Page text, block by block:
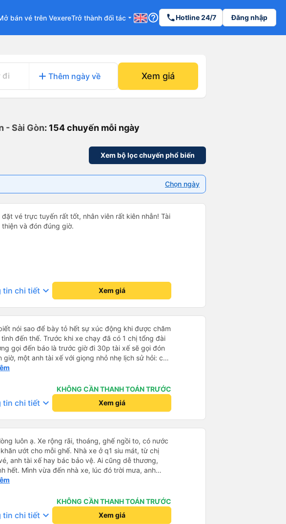
bán vé trên VexereTrở thành đối tác arrow_drop_down help_outline phoneHotline 24/7 Đăng nhập
đi add Thêm ngày về Xem giá
- Sài Gòn: 154 chuyến mỗi ngày
Xem bộ lọc chuyến phổ biến
Chọn ngày
đặt vé trực tuyến rất tốt, nhân viên rất kiên nhẫn! Tài
thiện và đón đúng giờ.
tin chi tiết keyboard_arrow_down Xem giá
nói sao để bày tỏ hết sự xúc động khi được chăm
tình đến thế. Trước khi xe chạy đã có 1 chị tổng đài
gọi đến báo là trước giờ đi 30p tài xế sẽ gọi đón
giờ, một anh tài xế với giọng nhỏ nhẹ lịch sử hỏi: chị
e đến đón. Tuy đường hơi đông nhưng anh tài xế
xe nhưng xe lại đi rất êm, không dằn sốc gì hết.
ý lần nào gọi khách anh tài xế cũng với cái giọng
đó đón khách, không như các xe khác mình từng đi.
KHÔNG CẦN THANH TOÁN TRƯỚC
tin chi tiết keyboard_arrow_down Xem giá
luôn ạ. Xe rộng rãi, thoáng, ghế ngồi to, có nước
ướt cho mỗi ghế. Nhà xe ở q1 siu mát, từ chị
anh tài xế hay bác bảo vệ. Ai cũng dễ thương,
hết. Mình vừa đến nhà xe, lúc đó trời mưa, anh
lập tức bung dù che cho mình vào nhà xe ngồi
tận nơi lun. Đến Vũng Tàu còn được chở đến tận chỗ
ở (The Sóng) mà k mất thêm phí và cũng không cần
trung chuyển gì luôn. Sau khi đặt vé, nhà xe sẽ gọi
KHÔNG CẦN THANH TOÁN TRƯỚC
tin chi tiết keyboard_arrow_down Xem giá